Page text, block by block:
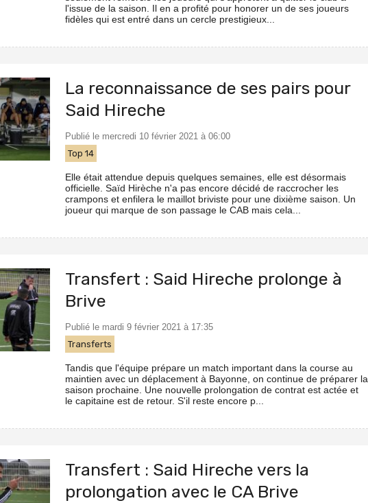
l'issue de la saison. Il en a profité pour honorer un de ses joueurs
fidèles qui est entré dans un cercle prestigieux...
La reconnaissance de ses pairs pour
Said Hireche
Publié le mercredi 10 février 2021 à 06:00
Top 14
Elle était attendue depuis quelques semaines, elle est désormais
officielle. Saïd Hirèche n'a pas encore décidé de raccrocher les
crampons et enfilera le maillot briviste pour une dixième saison. Un
joueur qui marque de son passage le CAB mais cela...
Transfert : Said Hireche prolonge à
Brive
Publié le mardi 9 février 2021 à 17:35
Transferts
Tandis que l'équipe prépare un match important dans la course au
maintien avec un déplacement à Bayonne, on continue de préparer la
saison prochaine. Une nouvelle prolongation de contrat est actée et
le capitaine est de retour. S'il reste encore p...
Transfert : Said Hireche vers la
prolongation avec le CA Brive